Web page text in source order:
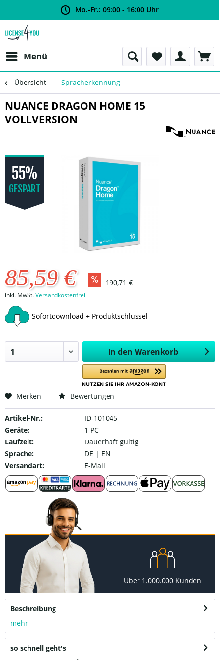
Mo.-Fr.: 09:00 - 16:00 Uhr
Menü
Übersicht Spracherkennung
NUANCE DRAGON HOME 15
VOLLVERSION
55%
GESPART
85,59 € 190,71 €
inkl. MwSt.Versandkostenfrei
Sofortdownload + Produktschlüssel
In den Warenkorb
Merken Bewertungen
Artikel-Nr.:
ID-101045
Geräte:
1 PC
Laufzeit:
Dauerhaft gültig
Sprache:
DE | EN
Versandart:
E-Mail
Über 1.000.000 Kunden
Beschreibung
mehr
so schnell geht's